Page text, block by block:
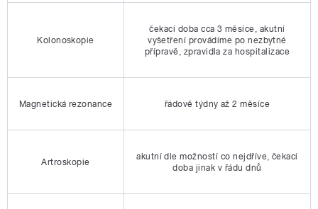
Kolonoskopie
čekací doba cca 3 měsíce, akutní
vyšetření provádíme po nezbytné
přípravě, zpravidla za hospitalizace
Magnetická rezonance řádově týdny až 2 měsíce
Artroskopie
akutní dle možností co nejdříve, čekací
doba jinak v řádu dnů